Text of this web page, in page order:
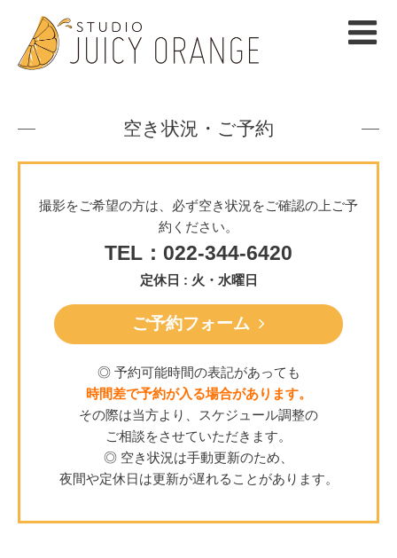
空き状況・ご予約
撮影をご希望の方は、必ず空き状況をご確認の上ご予
約ください。
TEL：022-344-6420
定休日 : 火・水曜日
ご予約フォーム
◎ 予約可能時間の表記があっても
時間差で予約が入る場合があります。
その際は当方より、スケジュール調整の
ご相談をさせていただきます。
◎ 空き状況は手動更新のため、
夜間や定休日は更新が遅れることがあります。